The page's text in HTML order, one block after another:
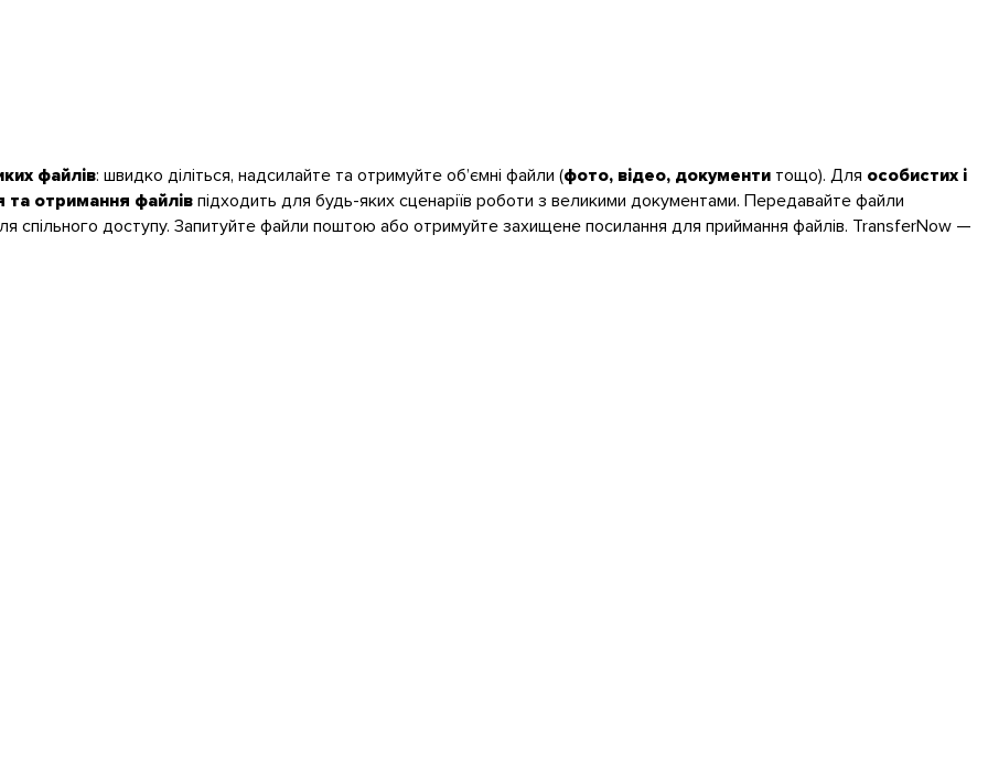
файлів: швидко діліться, надсилайте та отримуйте об’ємні файли (фото, відео, документи тощо). Для особистих і
та отримання файлівпідходить для будь-яких сценаріїв роботи з великими документами. Передавайте файли
доступу. Запитуйте файли поштою або отримуйте захищене посилання для приймання файлів. TransferNow —